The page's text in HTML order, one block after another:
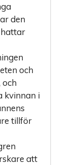
den
och
kvinnan i
tillför
att